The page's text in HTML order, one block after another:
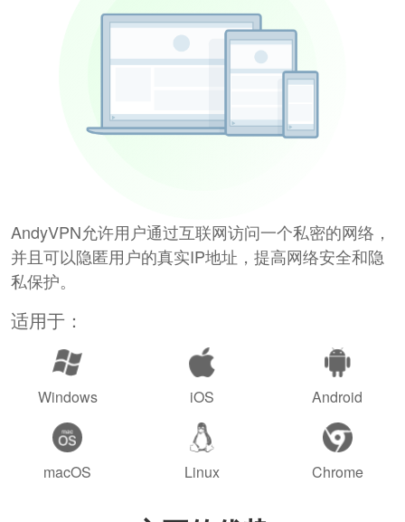
AndyVPN允许用户通过互联网访问一个私密的网络，
并且可以隐匿用户的真实IP地址，提高网络安全和隐
私保护。
适用于：
Windows iOS Android
macOS Linux Chrome